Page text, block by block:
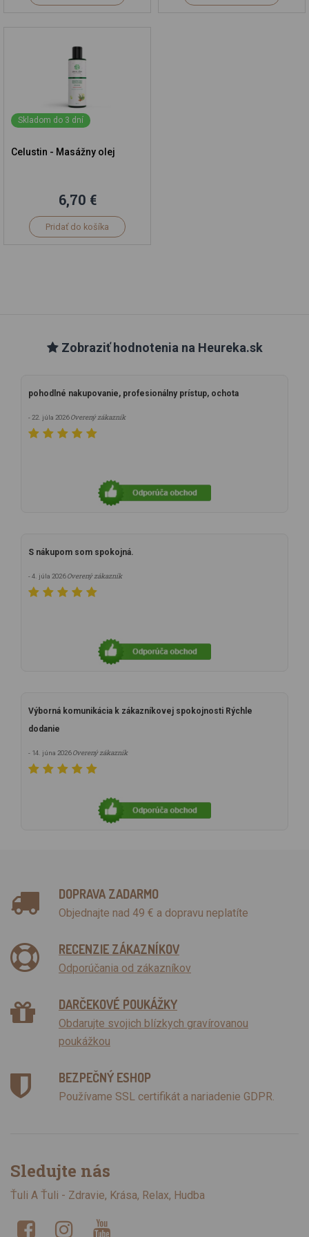
Skladom do 3 dní
Celustin - Masážny olej
6,70 €
Pridať do košíka
Zobraziť hodnotenia na Heureka.sk
pohodlné nakupovanie, profesionálny prístup, ochota
- 22. júla 2026Overený zákazník
S nákupom som spokojná.
- 4. júla 2026Overený zákazník
Výborná komunikácia k zákazníkovej spokojnosti Rýchle
dodanie
- 14. júna 2026Overený zákazník
DOPRAVA ZADARMO
Objednajte nad 49 € a dopravu neplatíte
RECENZIE ZÁKAZNÍKOV
Odporúčania od zákazníkov
DARČEKOVÉ POUKÁŽKY
Obdarujte svojich blízkych gravírovanou
poukážkou
BEZPEČNÝ ESHOP
Používame SSL certifikát a nariadenie GDPR.
Sledujte nás
Ťuli A Ťuli - Zdravie, Krása, Relax, Hudba